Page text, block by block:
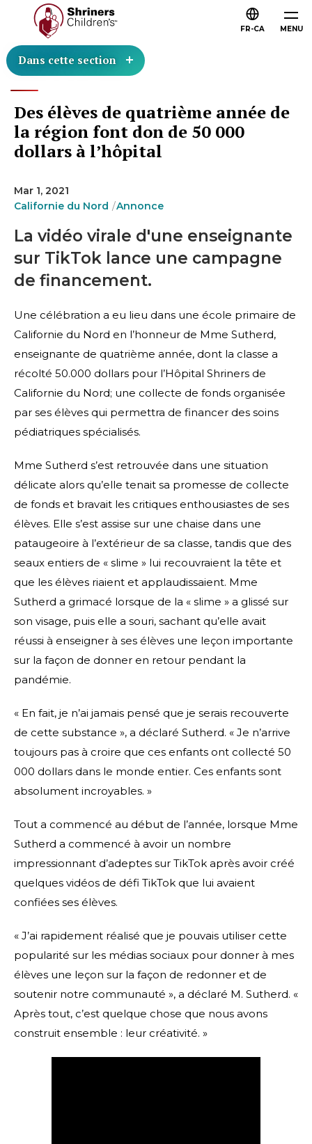
MENU
FR-CA
Dans cette section
Des élèves de quatrième année de
la région font don de 50 000
dollars à l’hôpital
Mar 1, 2021
Californie du Nord
Annonce
La vidéo virale d'une enseignante
sur TikTok lance une campagne
de financement.
Une célébration a eu lieu dans une école primaire de
Californie du Nord en l’honneur de Mme Sutherd,
enseignante de quatrième année, dont la classe a
récolté 50.000 dollars pour l’Hôpital Shriners de
Californie du Nord; une collecte de fonds organisée
par ses élèves qui permettra de financer des soins
pédiatriques spécialisés.
Mme Sutherd s’est retrouvée dans une situation
délicate alors qu’elle tenait sa promesse de collecte
de fonds et bravait les critiques enthousiastes de ses
élèves. Elle s’est assise sur une chaise dans une
pataugeoire à l’extérieur de sa classe, tandis que des
seaux entiers de « slime » lui recouvraient la tête et
que les élèves riaient et applaudissaient. Mme
Sutherd a grimacé lorsque de la « slime » a glissé sur
son visage, puis elle a souri, sachant qu’elle avait
réussi à enseigner à ses élèves une leçon importante
sur la façon de donner en retour pendant la
pandémie.
« En fait, je n’ai jamais pensé que je serais recouverte
de cette substance », a déclaré Sutherd. « Je n’arrive
toujours pas à croire que ces enfants ont collecté 50
000 dollars dans le monde entier. Ces enfants sont
absolument incroyables. »
Tout a commencé au début de l’année, lorsque Mme
Sutherd a commencé à avoir un nombre
impressionnant d’adeptes sur TikTok après avoir créé
quelques vidéos de défi TikTok que lui avaient
confiées ses élèves.
« J’ai rapidement réalisé que je pouvais utiliser cette
popularité sur les médias sociaux pour donner à mes
élèves une leçon sur la façon de redonner et de
soutenir notre communauté », a déclaré M. Sutherd. «
Après tout, c’est quelque chose que nous avons
construit ensemble : leur créativité. »